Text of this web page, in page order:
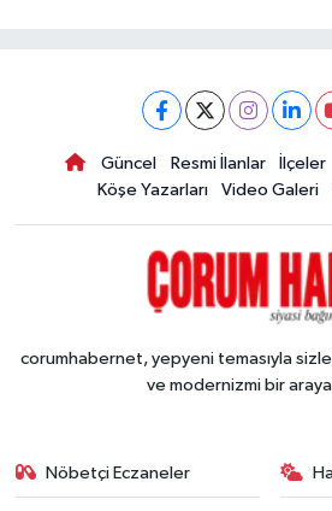
Güncel Resmi İlanlar İlçeler
Köşe Yazarları
Video Galeri
corumhabernet, yepyeni temasıyla
ve modernizmi bir
Nöbetçi Eczaneler